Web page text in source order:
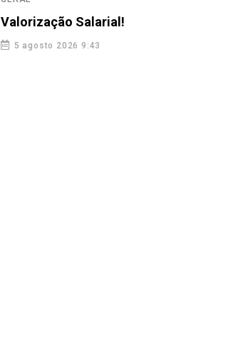
Valorização Salarial!
5 agosto 2026 9:43